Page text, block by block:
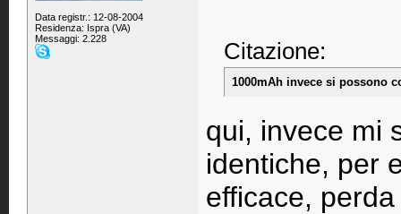
Data registr.: 12-08-2004
Residenza: Ispra (VA)
Messaggi: 2.228
Citazione:
1000mAh invece si possono
qui, invece mi
identiche, per
efficace,